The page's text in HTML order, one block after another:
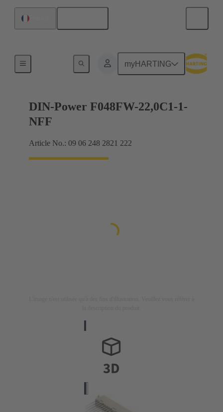
myHARTING
DIN-Power F048FW-22,0C1-1-
NFF
Article No.: 09 06 248 2821 222